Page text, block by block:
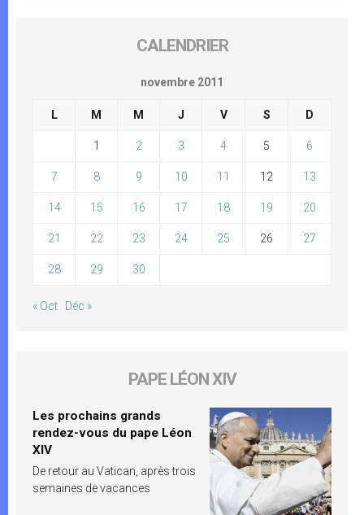
CALENDRIER
novembre 2011
L M M J V S D
1 2 3 4 5 6
7 8 9 10 11 12 13
14 15 16 17 18 19 20
21 22 23 24 25 26 27
28 29 30
« Oct Déc »
PAPE LÉON XIV
Les prochains grands
rendez-vous du pape Léon
XIV
De retour au Vatican, après trois
semaines de vacances